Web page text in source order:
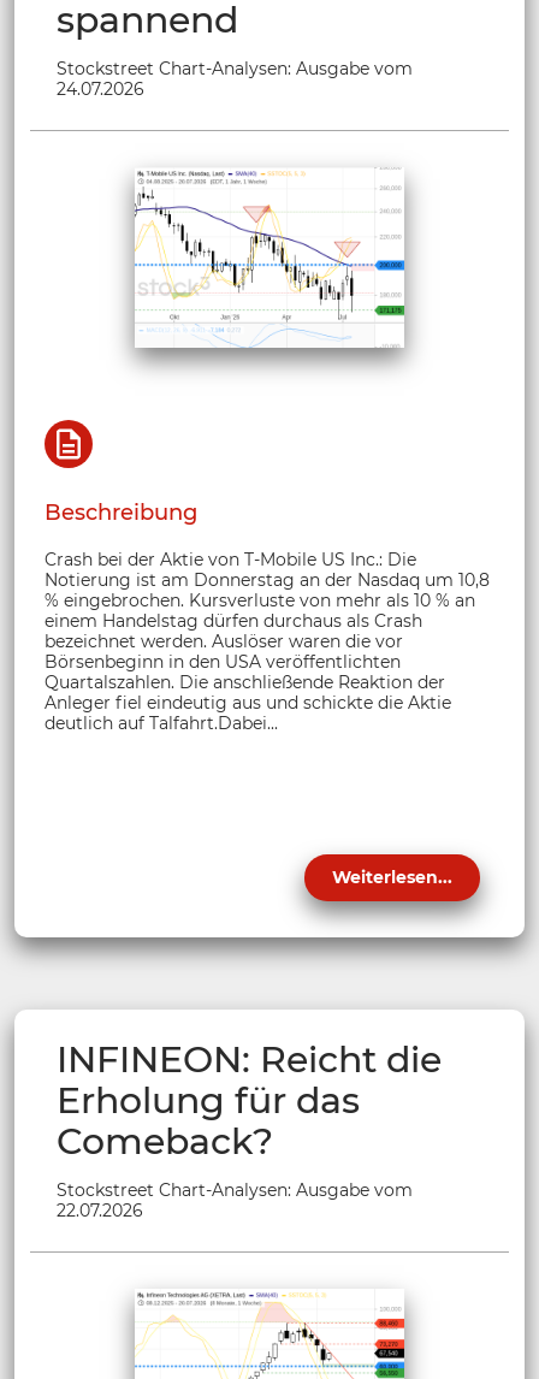
spannend
Stockstreet Chart-Analysen: Ausgabe vom
24.07.2026
Beschreibung
Crash bei der Aktie von T-Mobile US Inc.: Die
Notierung ist am Donnerstag an der Nasdaq um 10,8
% eingebrochen. Kursverluste von mehr als 10 % an
einem Handelstag dürfen durchaus als Crash
bezeichnet werden. Auslöser waren die vor
Börsenbeginn in den USA veröffentlichten
Quartalszahlen. Die anschließende Reaktion der
Anleger fiel eindeutig aus und schickte die Aktie
deutlich auf Talfahrt.Dabei...
Weiterlesen...
INFINEON: Reicht die
Erholung für das
Comeback?
Stockstreet Chart-Analysen: Ausgabe vom
22.07.2026